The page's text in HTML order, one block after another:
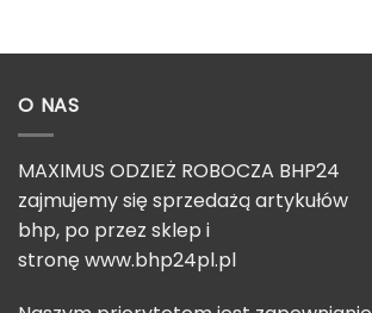
O NAS
MAXIMUS ODZIEŻ ROBOCZA BHP24
zajmujemy się sprzedażą artykułów
bhp, po przez sklep i
stronę www.bhp24pl.pl